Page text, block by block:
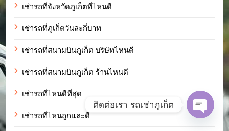
เช่ารถที่จังหวัดภูเก็ตที่ไหนดี
เช่ารถที่ภูเก็ตวันละกี่บาท
เช่ารถที่สนามบินภูเก็ต บริษัทไหนดี
เช่ารถที่สนามบินภูเก็ต ร้านไหนดี
เช่ารถที่ไหนดีที่สุด
เช่ารถที่ไหนถูกและดี
ติดต่อเรา รถเช่าภูเก็ต
Open